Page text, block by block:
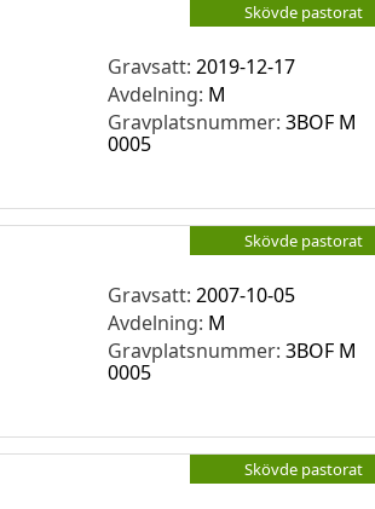
Skövde pastorat
Gravsatt:2019-12-17
Avdelning: M
Gravplatsnummer: 3BOF M
0005
Skövde pastorat
Gravsatt:2007-10-05
Avdelning: M
Gravplatsnummer: 3BOF M
0005
Skövde pastorat